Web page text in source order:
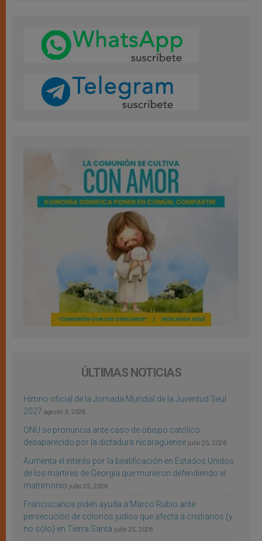
ÚLTIMAS NOTICIAS
Himno oficial de la Jornada Mundial de la Juventud Seúl
2027 agosto 3, 2026
ONU se pronuncia ante caso de obispo católico
desaparecido por la dictadura nicaragüense julio 25, 2026
Aumenta el interés por la beatificación en Estados Unidos
de los mártires de Georgia que murieron defendiendo el
matrimonio julio 25, 2026
Franciscanos piden ayuda a Marco Rubio ante
persecución de colonos judíos que afecta a cristianos (y
no sólo) en Tierra Santa julio 25, 2026